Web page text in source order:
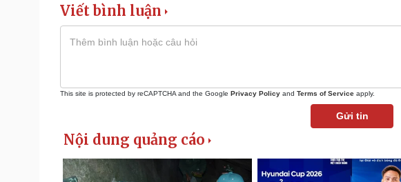
Viết bình luận
This site is protected by reCAPTCHA and the Google Privacy Policy and Terms of Service apply.
Gửi tin